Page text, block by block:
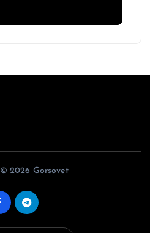
2026 Gorsovet